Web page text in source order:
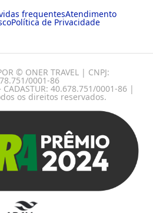
frequentesAtendimento
Política de Privacidade
© ONER TRAVEL | CNPJ:
0001-86
40.678.751/0001-86 |
os direitos reservados.